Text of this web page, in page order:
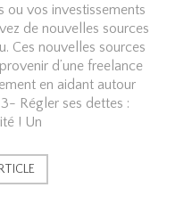
ou vos investissements
de nouvelles sources
Ces nouvelles sources
d’une freelance
en aidant autour
Régler ses dettes :
! Un